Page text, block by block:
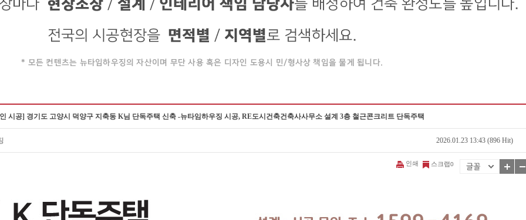
시공] 경기도 고양시 덕양구 지축동 K님 단독주택 신축 -뉴타임하우징 시공, RE도시건축건축사사무소 설계 3층 철근콘크리트 단독주택
2026.01.23 13:43 (896 Hit)
인쇄 스크랩0